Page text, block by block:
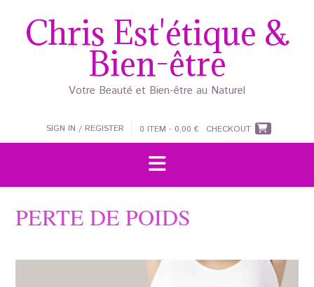
contentChris Est'étique &
Bien-être
Votre Beauté et Bien-être au Naturel
SIGN IN / REGISTER 0 ITEM - 0,00 € CHECKOUT
PERTE DE POIDS